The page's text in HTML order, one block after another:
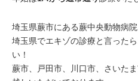
埼玉県蕨市にある蕨中央動物病院
埼玉県でエキゾの診療と言った
い！
蕨市、戸田市、川口市、さいた